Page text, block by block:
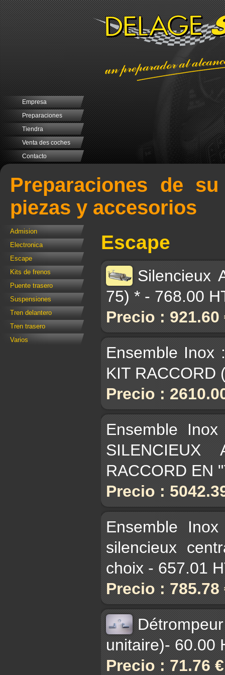
Empresa
Preparaciones
Tiendra
Venta des coches
Contacto
Preparaciones de
piezas y accesorios
Admision
Electronica
Escape
Kits de frenos
Puente trasero
Suspensiones
Tren delantero
Tren trasero
Varios
Escape
Silencieux
75) * - 768.00
Precio : 921.60
Ensemble Inox
KIT RACCORD
Precio :
Ensemble
RACCORD EN
Precio :
Ensemble
silencieux
choix - 657.01
Precio : 785.78
unitaire)- 60.00
Precio : 71.76